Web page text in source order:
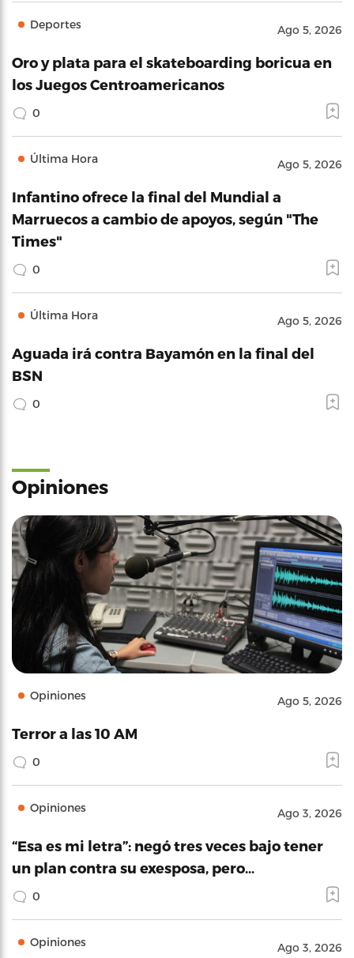
Deportes Ago 5, 2026
Oro y plata para el skateboarding boricua en
los Juegos Centroamericanos
0
Última Hora Ago 5, 2026
Infantino ofrece la final del Mundial a
Marruecos a cambio de apoyos, según "The
Times"
0
Última Hora Ago 5, 2026
Aguada irá contra Bayamón en la final del
BSN
0
Opiniones
Opiniones Ago 5, 2026
Terror a las 10 AM
0
Opiniones Ago 3, 2026
“Esa es mi letra”: negó tres veces bajo tener
un plan contra su exesposa, pero…
0
Opiniones Ago 3, 2026